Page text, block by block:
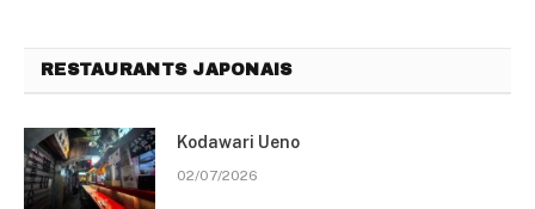
RESTAURANTS JAPONAIS
Kodawari Ueno
02/07/2026